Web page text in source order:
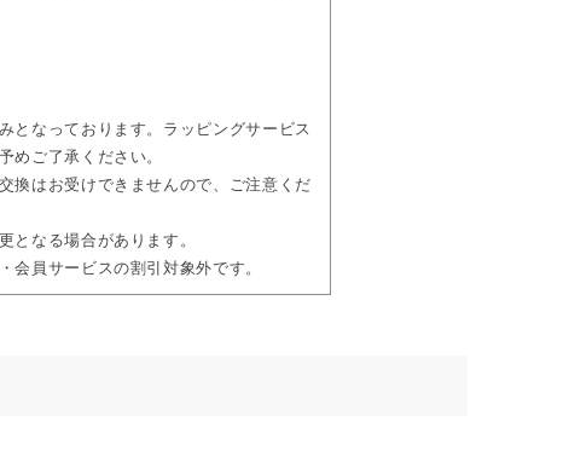
となっております。ラッピングサービス
めご了承ください。
換はお受けできませんので、ご注意くだ
となる場合があります。
会員サービスの割引対象外です。